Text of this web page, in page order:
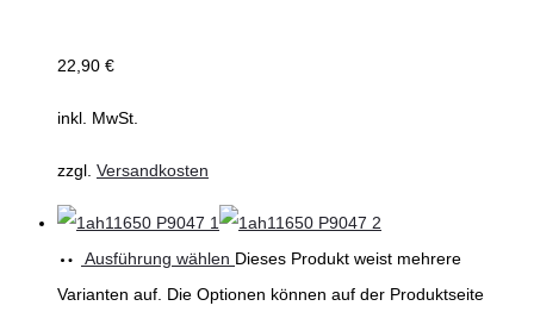
22,90 €
inkl. MwSt.
zzgl. Versandkosten
Ausführung wählen Dieses Produkt weist mehrere
Varianten auf. Die Optionen können auf der Produktseite